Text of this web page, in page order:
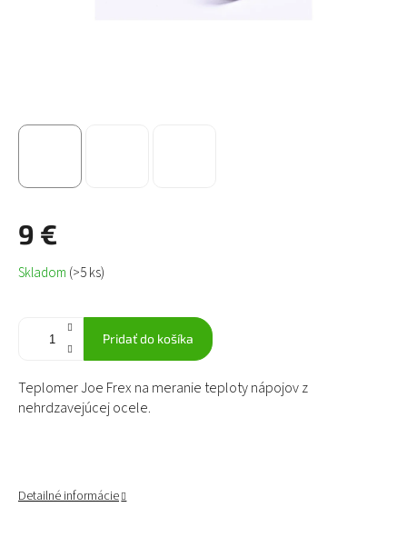
9 €
Jednotková
cena:
Skladom (>5 ks)
Pridať do košíka
Teplomer Joe Frex na meranie teploty nápojov z
nehrdzavejúcej ocele.
Detailné informácie